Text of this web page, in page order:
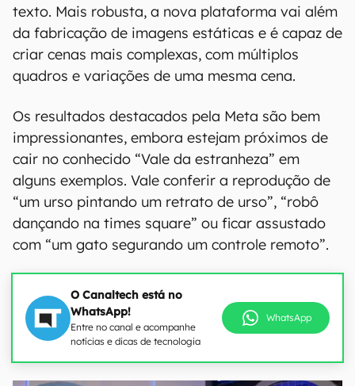
texto. Mais robusta, a nova plataforma vai além
da fabricação de imagens estáticas e é capaz de
criar cenas mais complexas, com múltiplos
quadros e variações de uma mesma cena.
Os resultados destacados pela Meta são bem
impressionantes, embora estejam próximos de
cair no conhecido “Vale da estranheza” em
alguns exemplos. Vale conferir a reprodução de
“um urso pintando um retrato de urso”, “robô
dançando na times square” ou ficar assustado
com “um gato segurando um controle remoto”.
O Canaltech está no
WhatsApp!
Entre no canal e acompanhe
notícias e dicas de tecnologia
WhatsApp